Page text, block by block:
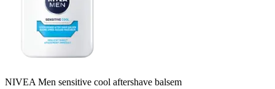
NIVEA Men sensitive cool aftershave balsem